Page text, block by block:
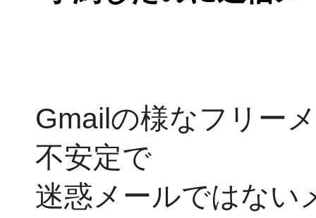
Gmailの様なフリー
不安定で
迷惑メールではない